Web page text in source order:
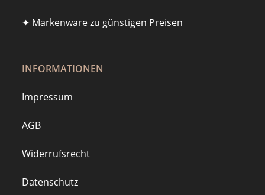
✦ Markenware zu günstigen Preisen
INFORMATIONEN
Impressum
AGB
Widerrufsrecht
Datenschutz